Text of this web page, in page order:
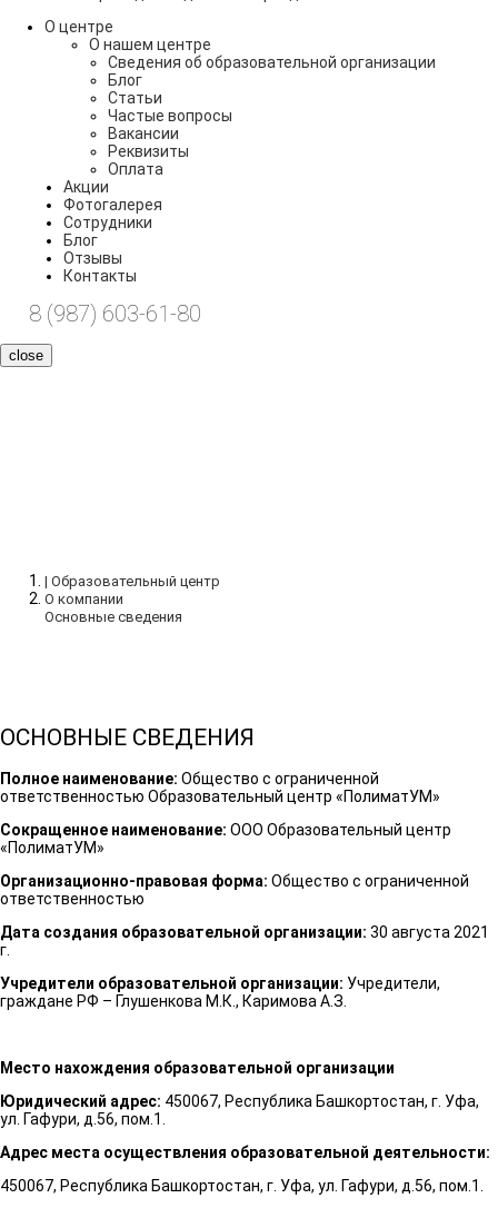
О центре
О нашем центре
Сведения об образовательной организации
Блог
Статьи
Частые вопросы
Вакансии
Реквизиты
Оплата
Акции
Фотогалерея
Сотрудники
Блог
Отзывы
Контакты
8 (987) 603-61-80
close
| Образовательный центр
О компании
Основные сведения
ОСНОВНЫЕ СВЕДЕНИЯ
Полное наименование: Общество с ограниченной
ответственностью Образовательный центр «ПолиматУМ»
Сокращенное наименование: ООО Образовательный центр
«ПолиматУМ»
Организационно-правовая форма: Общество с ограниченной
ответственностью
Дата создания образовательной организации: 30 августа 2021
г.
Учредители образовательной организации: Учредители,
граждане РФ – Глушенкова М.К., Каримова А.З.
Место нахождения образовательной организации
Юридический адрес: 450067, Республика Башкортостан, г. Уфа,
ул. Гафури, д.56, пом.1.
Адрес места осуществления образовательной деятельности:
450067, Республика Башкортостан, г. Уфа, ул. Гафури, д.56, пом.1.